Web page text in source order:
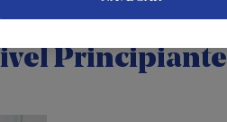
Principiante